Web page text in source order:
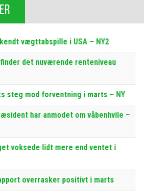
vægttabspille i USA – NY2
finder det nuværende renteniveau
steg mod forventning i marts – NY
har anmodet om våbenhvile –
voksede lidt mere end ventet i
overrasker positivt i marts